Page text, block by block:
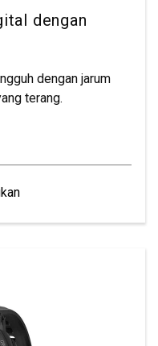
dengan
dengan jarum
terang.